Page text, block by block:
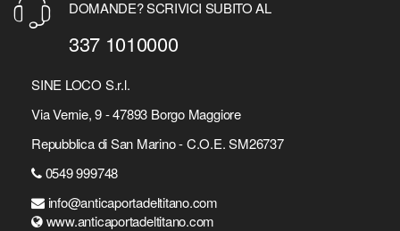
DOMANDE? SCRIVICI SUBITO AL
337 1010000
SINE LOCO S.r.l.
Via Vernie, 9 - 47893 Borgo Maggiore
Repubblica di San Marino - C.O.E. SM26737
0549 999748
info@anticaportadeltitano.com
www.anticaportadeltitano.com